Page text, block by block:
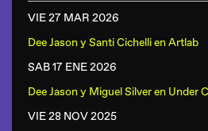
VIE 27 MAR 2026
Dee Jason y Santi CichellienArtlab
SAB 17 ENE2026
Dee Jason y Miguel Silveren Under
VIE 28 NOV2025